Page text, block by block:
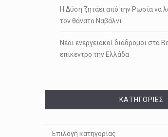
Η Δύση ζητάει από την Ρωσία να
τον θάνατο Ναβάλνι
Νέοι ενεργειακοί διάδρομοι στα
επίκεντρο την Ελλάδα
KΑΤΗΓΟΡΊΕΣ